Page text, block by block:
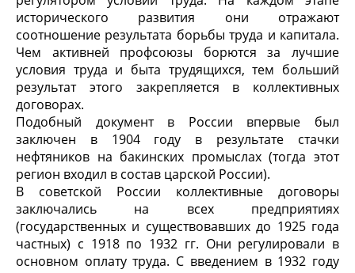
исторического развития они отражают
соотношение результата борьбы труда и капитала.
Чем активней профсоюзы борются за лучшие
условия труда и быта трудящихся, тем больший
результат этого закрепляется в коллективных
договорах.
Подобный документ в России впервые был
заключен в 1904 году в результате стачки
нефтяников на бакинских промыслах (тогда этот
регион входил в состав царской России).
В советской России коллективные договоры
заключались на всех предприятиях
(государственных и существовавших до 1925 года
частных) с 1918 по 1932 гг. Они регулировали в
основном оплату труда. С введением в 1932 году